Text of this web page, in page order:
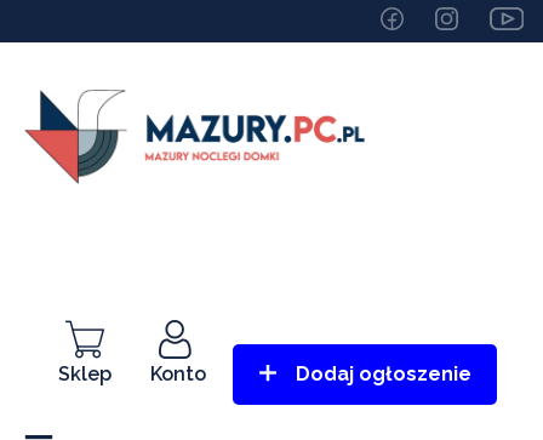
Sklep Konto Dodaj ogłoszenie